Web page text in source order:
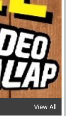
View All